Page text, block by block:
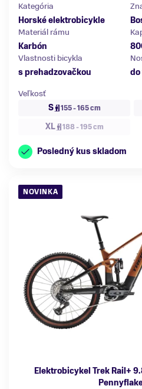
Kategória
Horské elektrobicykle
Materiál rámu
Karbón
Vlastnosti bicykla
s prehadzovačkou
do
Veľkosť
S
155 - 165 cm
XL 188 - 195 cm
Posledný kus skladom
NOVINKA
Elektrobicykel Trek Rail+